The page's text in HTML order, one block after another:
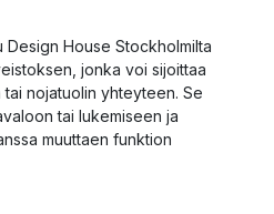
House Stockholmilta
jonka voi sijoittaa
nojatuolin yhteyteen. Se
tai lukemiseen ja
muuttaen funktion